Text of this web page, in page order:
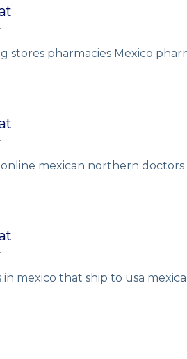
stores pharmacies Mexico
mexican northern doctors
in mexico that ship to usa